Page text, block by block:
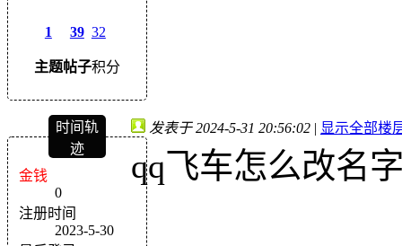
1
主题
39
帖子
32
积分
时间轨
迹
金钱
0
注册时间
2023-5-30
发表于 2024-5-31 20:56:02 | 显示全部楼
qq飞车怎么改名